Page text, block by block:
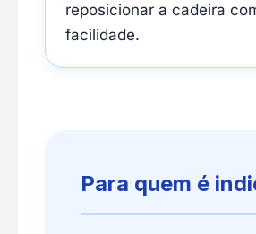
reposicionar a cadeira
facilidade.
Para quem é